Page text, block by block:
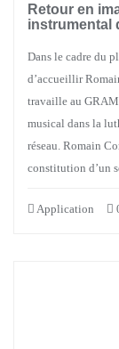
Retour en
instrumental
Dans le cadre du
d’accueillir
travaille au
musical dans la
réseau. Romain
constitution d’un
Application